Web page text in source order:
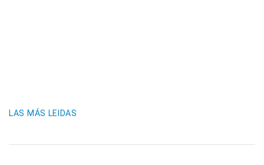
LAS MÁS LEIDAS